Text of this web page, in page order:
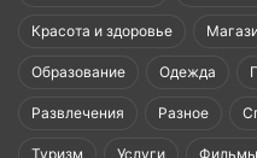
Красота и здоровье
Образование Одежда
Развлечения Разное
Туризм Услуги